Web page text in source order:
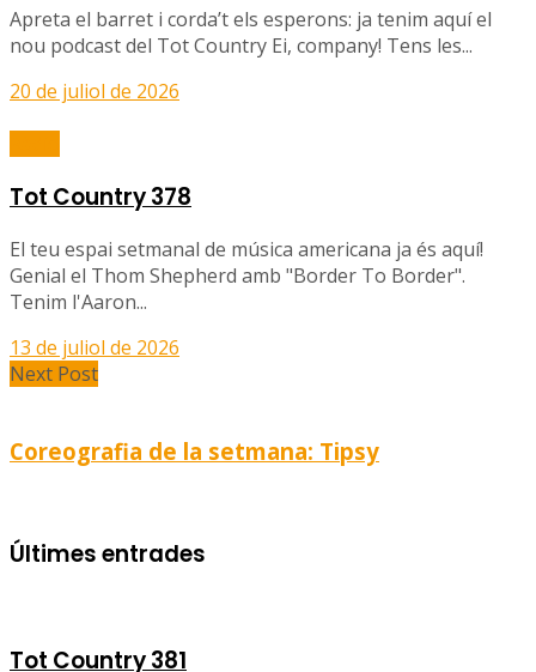
Apreta el barret i corda’t els esperons: ja tenim aquí el
nou podcast del Tot Country Ei, company! Tens les...
20 de juliol de 2026
Tot Country 378
El teu espai setmanal de música americana ja és aquí!
Genial el Thom Shepherd amb "Border To Border".
Tenim l'Aaron...
13 de juliol de 2026
Next Post
Coreografia de la setmana: Tipsy
Últimes entrades
Tot Country 381